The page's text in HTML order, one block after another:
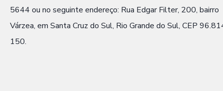
5644 ou no seguinte endereço: Rua Edgar Filter, 200, bairro
Várzea, em Santa Cruz do Sul, Rio Grande do Sul, CEP
150.